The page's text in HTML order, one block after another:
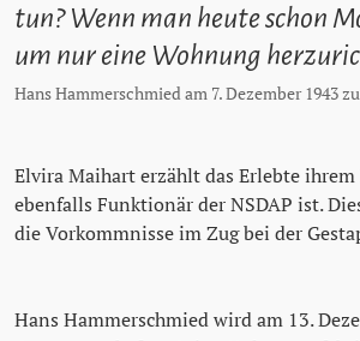
tun? Wenn man heute schon
um nur eine Wohnung
Hans Hammerschmied am 7. Dezember 1943
Elvira Maihart erzählt das Erlebte ihrem
ebenfalls Funktionär der NSDAP ist.
die Vorkommnisse im Zug bei der
Hans Hammerschmied wird am 13.